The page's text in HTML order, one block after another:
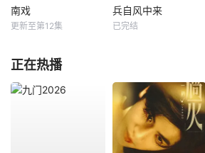
南戏
更新至第12集
兵自风中来
已完结
正在热播